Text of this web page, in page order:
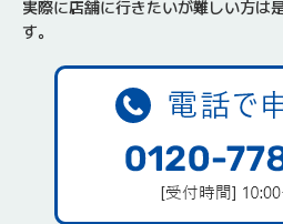
実際に店舗に行きたいが難しい方は
す。